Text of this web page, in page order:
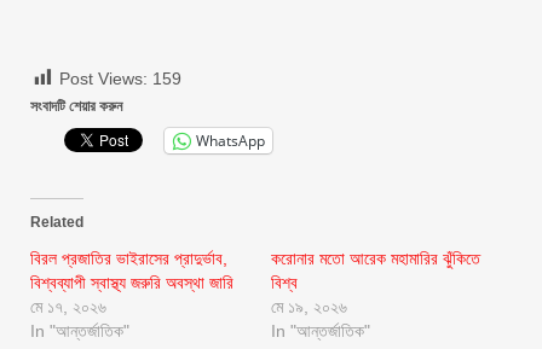
Post Views: 159
সংবাদটি শেয়ার করুন
WhatsApp
Related
বিরল প্রজাতির ভাইরাসের প্রাদুর্ভাব,
বিশ্বব্যাপী স্বাস্থ্য জরুরি অবস্থা জারি
মে ১৭, ২০২৬
In "আন্তর্জাতিক"
করোনার মতো আরেক মহামারির ঝুঁকিতে
বিশ্ব
মে ১৯, ২০২৬
In "আন্তর্জাতিক"